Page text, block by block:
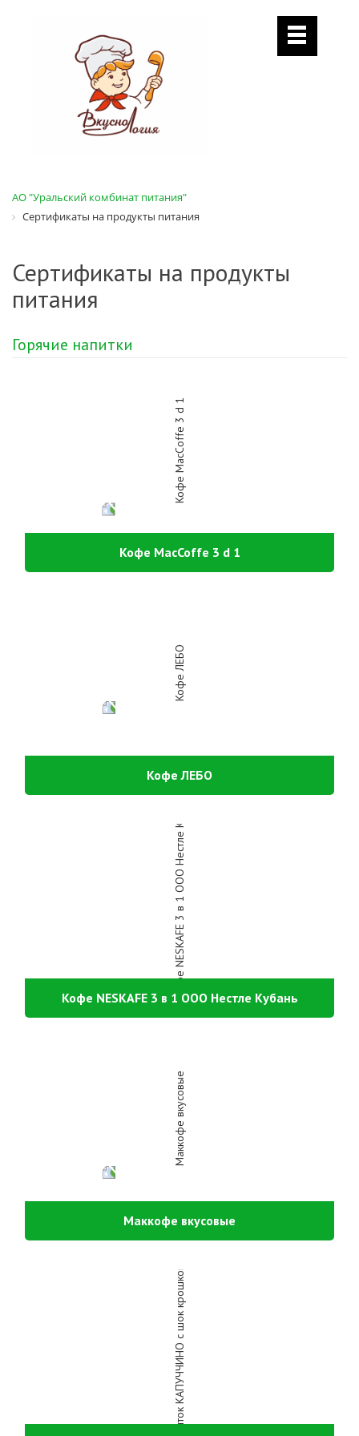
АО "Уральский комбинат питания"
Сертификаты на продукты питания
Сертификаты на продукты
питания
Горячие напитки
Кофе MacCoffe 3 d 1
Кофе ЛЕБО
Кофе NESKAFE 3 в 1 ООО Нестле Кубань
Маккофе вкусовые